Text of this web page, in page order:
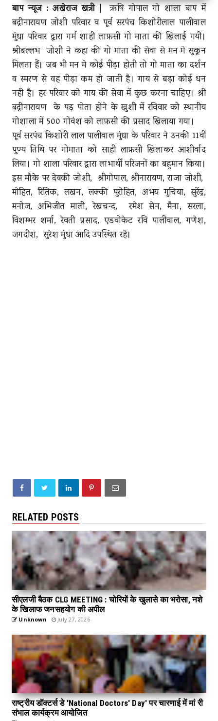
बाप न्यूज : अखेराज खत्री|ऋषि गोपाल गो शाला बाप में
बद्रीनारायण जोशी परिवार व पूर्व सरपंच किशोरीलाल पालीवाल
मुंधा परिवार द्वारा गर्म शाही लाफ़सी गो माता की खिलाई गयी।
श्रीबल्लभ जोशी ने कहा की गो माता की सेवा से मन मे सुकून
मिलता हैं। जब भी मन मे कोई पीड़ा होती तो गो माता का दर्शन
व स्मरण से वह पीड़ा कम हो जाती है। गाय से बड़ा कोई धन
नही है। हर परिवार को गाय की सेवा में कुछ करना चाहिए। श्री
बद्रीनारायण के पड़ पोता होने के खुशी में रविवार को स्थानीय
गोशाला में 500 गोवंश को लाफ़सी की प्रसाद खिलाया गया।
पूर्व सरपंच किशोरी लाल पालीवाल मुंधा के परिवार ने उनकी 11वीं
पुण्य तिथि पर गोमाता को साही लाफ़सी खिलाकर आशीर्वाद
लिया। गो शाला परिवार द्वारा लाभार्थी परिजनों का बहुमान किया।
इस मौके पर देवकी जोशी, श्रीगोपाल, श्रीनारायण, राजा जोशी,
मोहित, रितिक, लखन, लक्की पुरोहित, अभय गुचिया, सुरेंद्र,
मनोज, अभिजीत माली, रेखचन्द, रमेश सेन, मैना, सरला,
विशम्भर शर्मा, रेवती प्रसाद, एडवोकेट रवि पालीवाल, गणेश,
जगदीश, सुरेश मुंधा आदि उपस्थित रहे।
RELATED POSTS
सीएलजी बैठक CLG MEETING : चोरियों के खुलासे का भरोसा, नशे
के खिलाफ जनसहयोग की अपील
Unknown July 27, 2026
राष्ट्रीय डॉक्टर्स डे 'National Doctors' Day' पर चारणाई में मां री
संभाल कार्यक्रम आयोजित